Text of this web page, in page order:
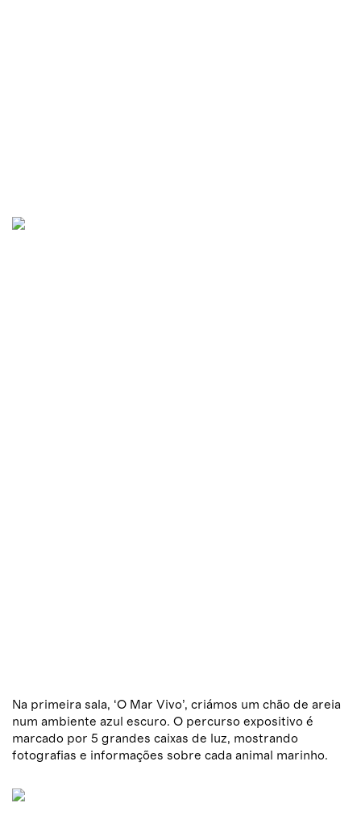
Na primeira sala, ‘O Mar Vivo’, criámos um chão de areia
num ambiente azul escuro. O percurso expositivo é
marcado por 5 grandes caixas de luz, mostrando
fotografias e informações sobre cada animal marinho.